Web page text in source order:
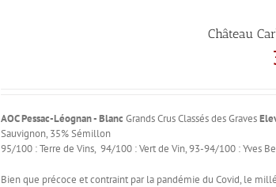
Château
AOC Pessac-Léognan - Blanc Grands Crus Classés des Graves
Sauvignon, 35% Sémillon
95/100 : Terre de Vins, 94/100 : Vert de Vin, 93-94/100 : Yves
Bien que précoce et contraint par la pandémie du Covid, le